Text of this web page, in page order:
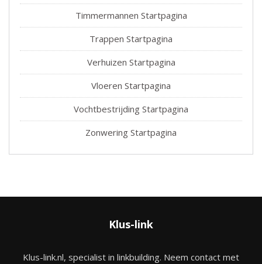
Timmermannen Startpagina
Trappen Startpagina
Verhuizen Startpagina
Vloeren Startpagina
Vochtbestrijding Startpagina
Zonwering Startpagina
Klus-link
Klus-link.nl, specialist in linkbuilding. Neem contact met